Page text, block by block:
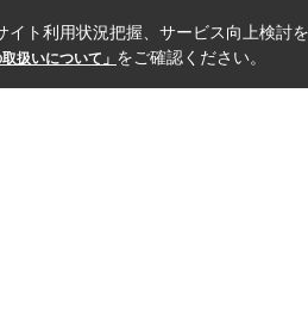
イト利用状況把握、サービス向上検討
扱いについて」 をご確認ください。